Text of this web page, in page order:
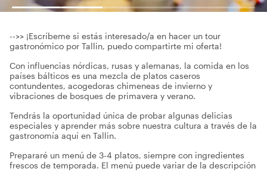
-->> ¡Escríbeme si estás interesado/a en hacer un tour
gastronómico por Tallin, puedo compartirte mi oferta!
Con influencias nórdicas, rusas y alemanas, la comida en los
países bálticos es una mezcla de platos caseros
contundentes, acogedoras chimeneas de invierno y
vibraciones de bosques de primavera y verano.
Tendrás la oportunidad única de probar algunas delicias
especiales y aprender más sobre nuestra cultura a través de la
gastronomía aquí en Tallin.
Prepararé un menú de 3-4 platos, siempre con ingredientes
frescos de temporada. El menú puede variar de la descripción